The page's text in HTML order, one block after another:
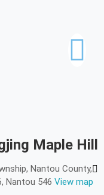
حالأحد نالاثنينث
Maple Hill
Nantou County,
Nantou 546 View map